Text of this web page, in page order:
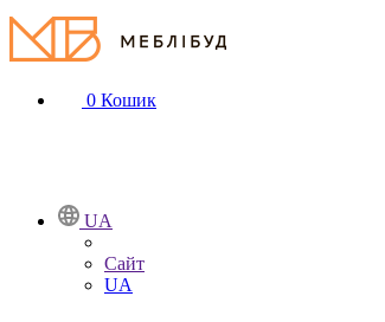
0 Кошик
UA
Сайт
UA